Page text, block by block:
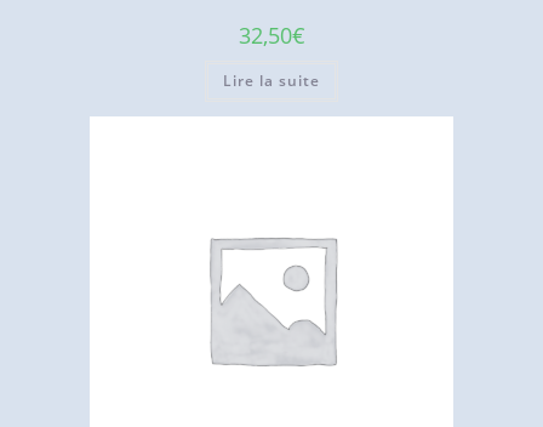
32,50€
Lire la suite